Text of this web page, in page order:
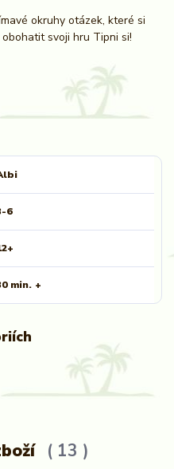
okruhy otázek, které si
svoji hru Tipni si!
6
min. +
13